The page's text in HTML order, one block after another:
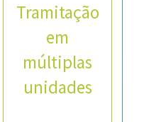
Tramitação
em
múltiplas
unidades